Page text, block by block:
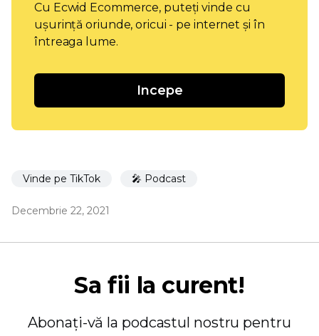
Cu Ecwid Ecommerce, puteți vinde cu
ușurință oriunde, oricui - pe internet și în
întreaga lume.
Incepe
Vinde pe TikTok 🎤 Podcast
Decembrie 22, 2021
Sa fii la curent!
Abonați-vă la podcastul nostru pentru